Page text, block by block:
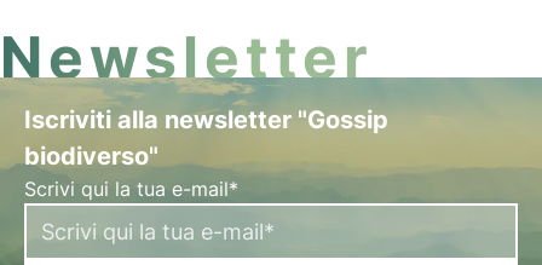
Newsletter
Iscriviti alla newsletter "Gossip
biodiverso"
Scrivi qui la tua e-mail*